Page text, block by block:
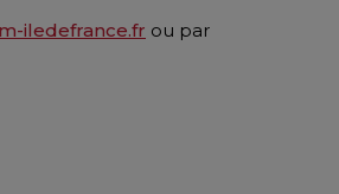
iledefrance.fr ou par